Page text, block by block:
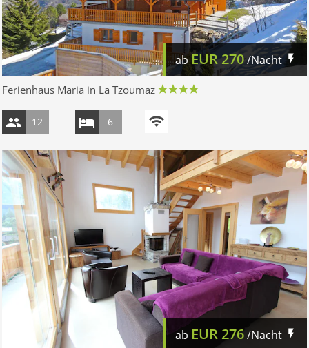
ab EUR270/Nacht
Ferienhaus Maria in La Tzoumaz
12 6
ab EUR 276/Nacht